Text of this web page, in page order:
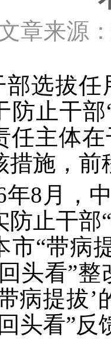
章来源
部选拔
防止干
任主体
措施，前
年8月，
防止干部
市“带病
头看”
病提拔
头看”反